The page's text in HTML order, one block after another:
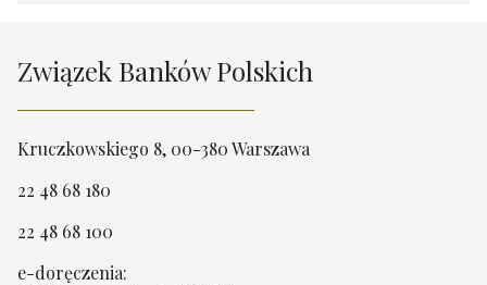
Związek Banków Polskich
Kruczkowskiego 8, 00-380 Warszawa
22 48 68 180
22 48 68 100
e-doręczenia: